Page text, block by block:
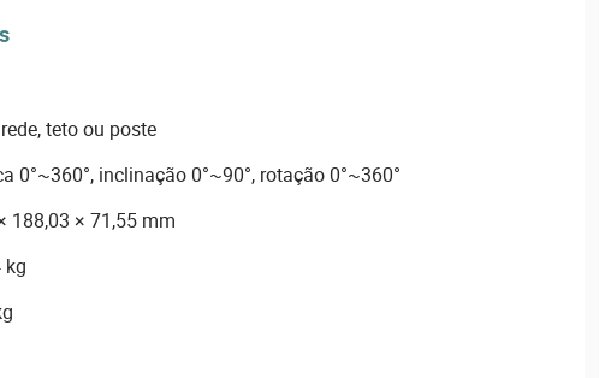
teto ou poste
0°~360°, inclinação 0°~90°, rotação 0°~360°
188,03 × 71,55 mm
kg